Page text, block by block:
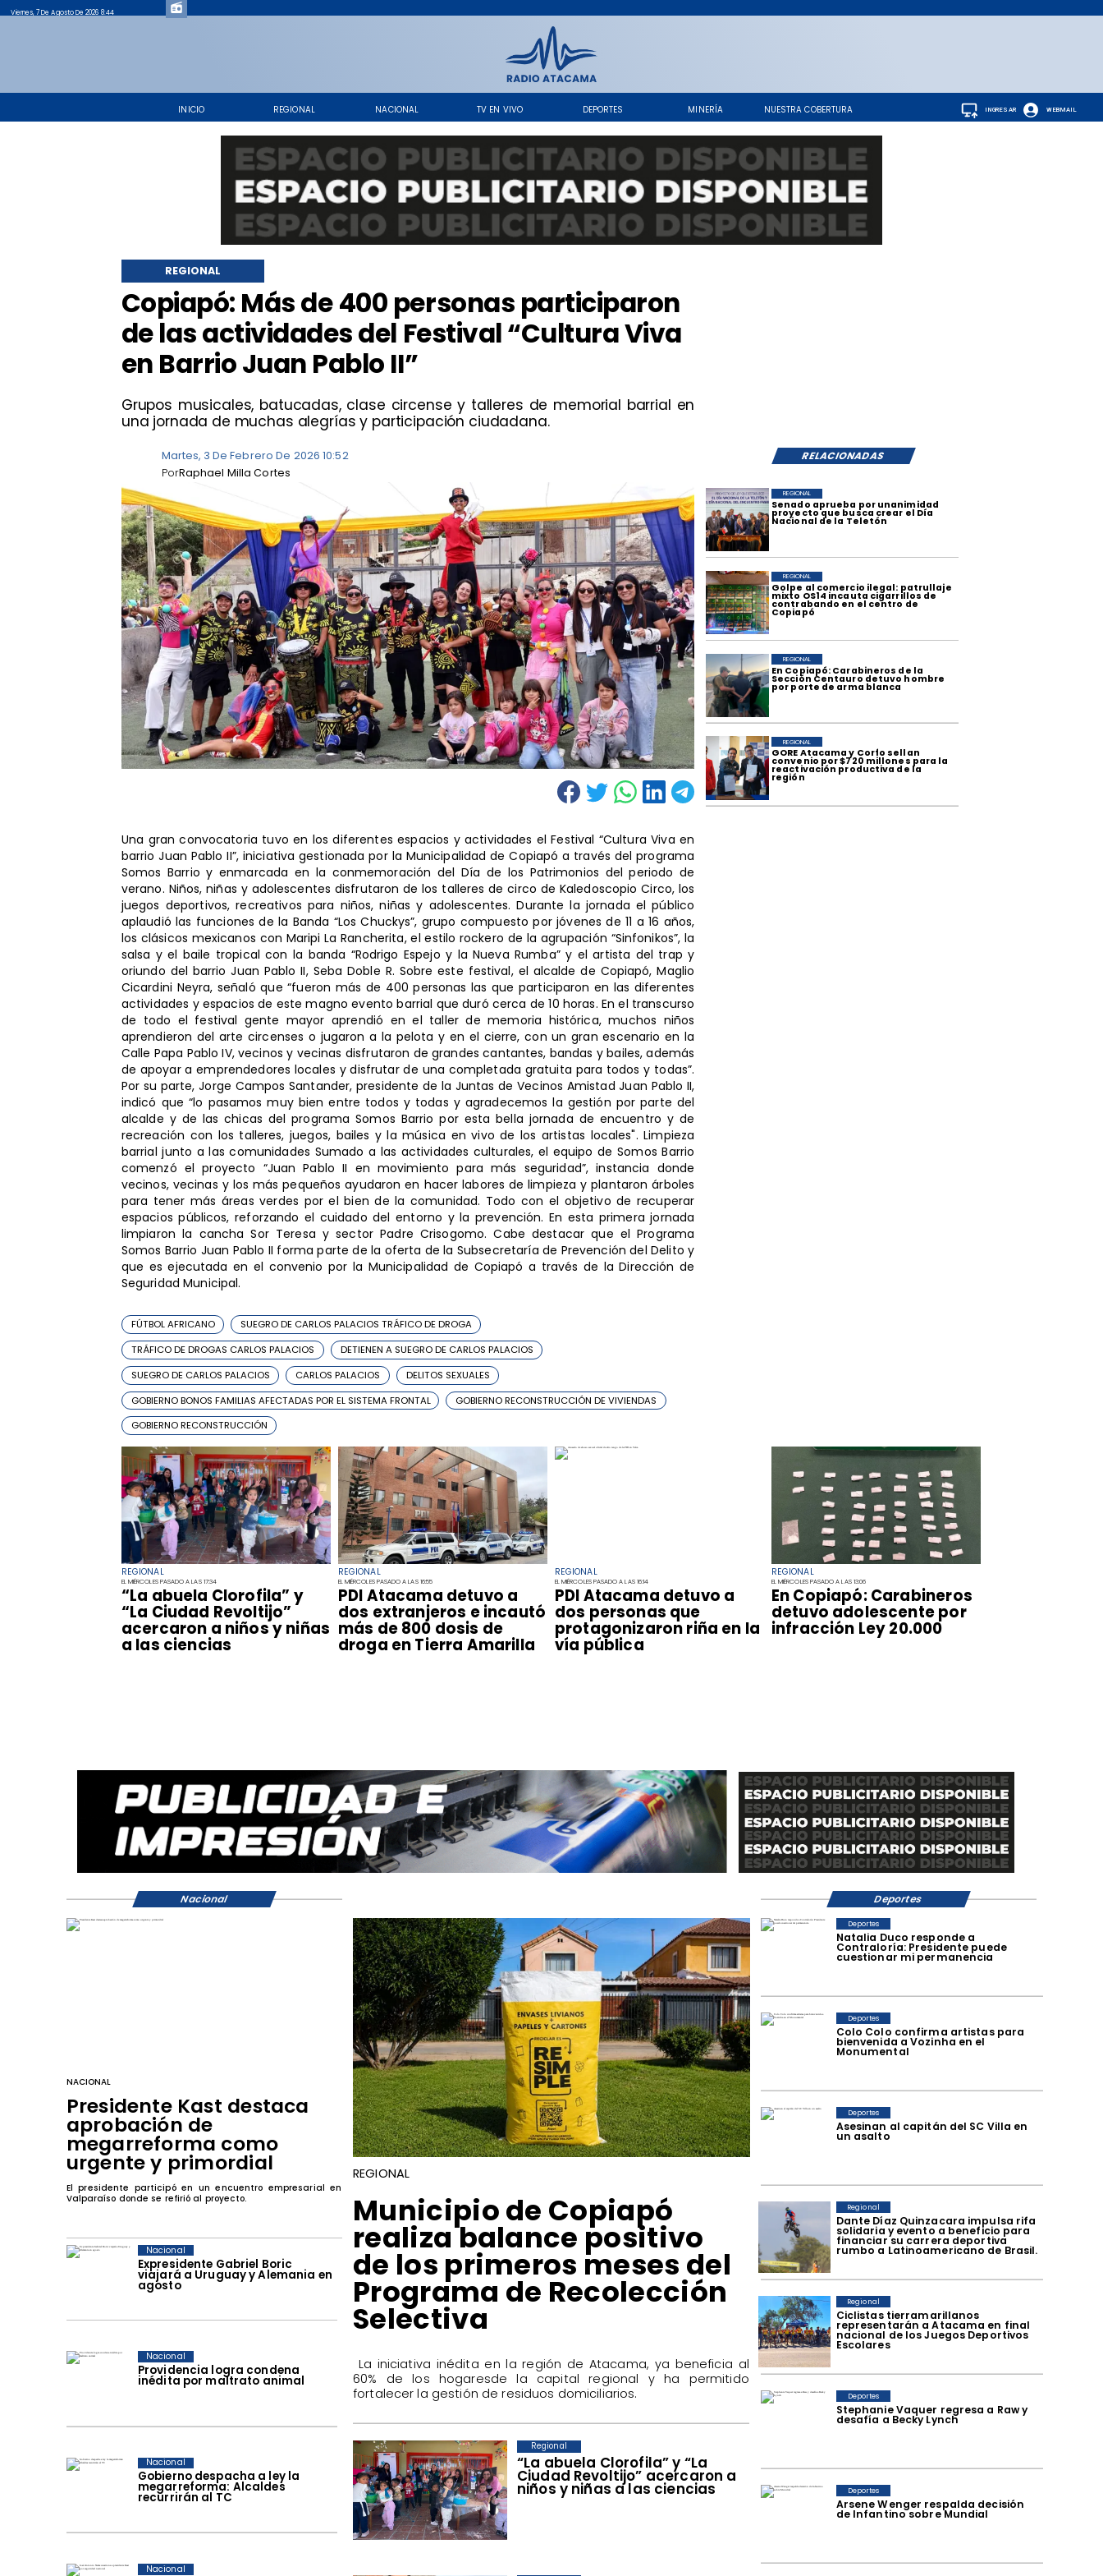
INICIO REGIONAL NACIONAL TV EN VIVO DEPORTES MINERÍA NUESTRA COBERTURA
Viernes, 7 De Agosto De 2026 8:44
WEBMAIL
INGRESAR
Copiapó: Más de 400 personas participaron
de las actividades del Festival “Cultura Viva
en Barrio Juan Pablo II”
Grupos musicales, batucadas, clase circense y talleres de memorial barrial en
una jornada de muchas alegrías y participación ciudadana.
REGIONAL
RELACIONADAS
Martes, 3 De Febrero De 2026 10:52
Raphael Milla Cortes
Por
REGIONAL
EL MIÉRCOLES PASADO A LAS 17:34
​“La abuela Clorofila” y
“La Ciudad Revoltijo”
acercaron a niños y niñas
a las ciencias
REGIONAL
EL MIÉRCOLES PASADO A LAS 16:55
​PDI Atacama detuvo a
dos extranjeros e incautó
más de 800 dosis de
droga en Tierra Amarilla
REGIONAL
EL MIÉRCOLES PASADO A LAS 16:14
PDI Atacama detuvo a
dos personas que
protagonizaron riña en la
vía pública
REGIONAL
EL MIÉRCOLES PASADO A LAS 13:06
​En Copiapó: Carabineros
detuvo adolescente por
infracción Ley 20.000
​Senado aprueba por unanimidad
proyecto que busca crear el Día
Nacional de la Teletón
REGIONAL
Golpe al comercio ilegal: patrullaje
mixto OS14 incauta cigarrillos de
contrabando en el centro de
Copiapó
REGIONAL
En Copiapó: Carabineros de la
Sección Centauro detuvo hombre
por porte de arma blanca
REGIONAL
​GORE Atacama y Corfo sellan
convenio por $720 millones para la
reactivación productiva de la
región
REGIONAL
Una gran convocatoria tuvo en los diferentes espacios y actividades el Festival “Cultura Viva en
barrio Juan Pablo II”, iniciativa gestionada por la Municipalidad de Copiapó a través del programa
Somos Barrio y enmarcada en la conmemoración del Día de los Patrimonios del periodo de
verano. Niños, niñas y adolescentes disfrutaron de los talleres de circo de Kaledoscopio Circo, los
juegos deportivos, recreativos para niños, niñas y adolescentes. Durante la jornada el público
aplaudió las funciones de la Banda “Los Chuckys”, grupo compuesto por jóvenes de 11 a 16 años,
los clásicos mexicanos con Maripi La Rancherita, el estilo rockero de la agrupación “Sinfonikos”, la
salsa y el baile tropical con la banda “Rodrigo Espejo y la Nueva Rumba” y el artista del trap y
oriundo del barrio Juan Pablo II, Seba Doble R. Sobre este festival, el alcalde de Copiapó, Maglio
Cicardini Neyra, señaló que “fueron más de 400 personas las que participaron en las diferentes
actividades y espacios de este magno evento barrial que duró cerca de 10 horas. En el transcurso
de todo el festival gente mayor aprendió en el taller de memoria histórica, muchos niños
aprendieron del arte circenses o jugaron a la pelota y en el cierre, con un gran escenario en la
Calle Papa Pablo IV, vecinos y vecinas disfrutaron de grandes cantantes, bandas y bailes, además
de apoyar a emprendedores locales y disfrutar de una completada gratuita para todos y todas”.
Por su parte, Jorge Campos Santander, presidente de la Juntas de Vecinos Amistad Juan Pablo II,
indicó que “lo pasamos muy bien entre todos y todas y agradecemos la gestión por parte del
alcalde y de las chicas del programa Somos Barrio por esta bella jornada de encuentro y de
recreación con los talleres, juegos, bailes y la música en vivo de los artistas locales". Limpieza
barrial junto a las comunidades Sumado a las actividades culturales, el equipo de Somos Barrio
comenzó el proyecto “Juan Pablo II en movimiento para más seguridad”, instancia donde
vecinos, vecinas y los más pequeños ayudaron en hacer labores de limpieza y plantaron árboles
para tener más áreas verdes por el bien de la comunidad. Todo con el objetivo de recuperar
espacios públicos, reforzando el cuidado del entorno y la prevención. En esta primera jornada
limpiaron la cancha Sor Teresa y sector Padre Crisogomo. Cabe destacar que el Programa
Somos Barrio Juan Pablo II forma parte de la oferta de la Subsecretaría de Prevención del Delito y
que es ejecutada en el convenio por la Municipalidad de Copiapó a través de la Dirección de
Seguridad Municipal.
FÚTBOL AFRICANO
SUEGRO DE CARLOS PALACIOS TRÁFICO DE DROGA
TRÁFICO DE DROGAS CARLOS PALACIOS
DETIENEN A SUEGRO DE CARLOS PALACIOS
SUEGRO DE CARLOS PALACIOS
CARLOS PALACIOS
DELITOS SEXUALES
GOBIERNO BONOS FAMILIAS AFECTADAS POR EL SISTEMA FRONTAL
GOBIERNO RECONSTRUCCIÓN DE VIVIENDAS
GOBIERNO RECONSTRUCCIÓN
Natalia Duco responde a
Contraloría: Presidente puede
cuestionar mi permanencia
Deportes
Colo Colo confirma artistas para
bienvenida a Vozinha en el
Monumental
Deportes
Asesinan al capitán del SC Villa en
un asalto
Deportes
Dante Díaz Quinzacara impulsa rifa
solidaria y evento a beneficio para
financiar su carrera deportiva
rumbo a Latinoamericano de Brasil.
Regional
​Ciclistas tierramarillanos
representarán a Atacama en final
nacional de los Juegos Deportivos
Escolares
Regional
Stephanie Vaquer regresa a Raw y
desafía a Becky Lynch
Deportes
Arsene Wenger respalda decisión
de Infantino sobre Mundial
Deportes
Expresidente Gabriel Boric
viajará a Uruguay y Alemania en
agosto
Nacional
Providencia logra condena
inédita por maltrato animal
Nacional
Gobierno despacha a ley la
megarreforma: Alcaldes
recurrirán al TC
Nacional
Nacional
​“La abuela Clorofila” y “La
Ciudad Revoltijo” acercaron a
niños y niñas a las ciencias
Regional
NACIONAL
Presidente Kast destaca
aprobación de
megarreforma como
urgente y primordial
El presidente participó en un encuentro empresarial en
Valparaíso donde se refirió al proyecto.
REGIONAL
​Municipio de Copiapó
realiza balance positivo
de los primeros meses del
Programa de Recolección
Selectiva
​ La iniciativa inédita en la región de Atacama, ya beneficia al
60% de los hogaresde la capital regional y ha permitido
fortalecer la gestión de residuos domiciliarios.
Nacional Deportes